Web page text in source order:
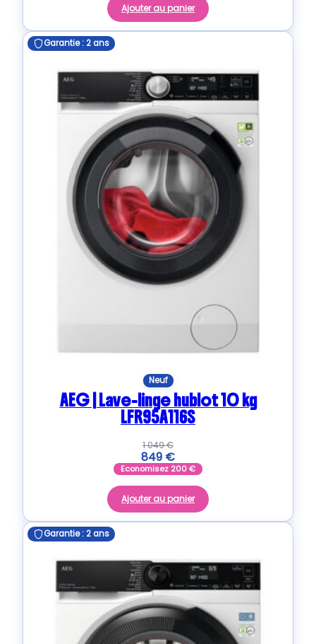
Ajouter au panier
Garantie : 2 ans
Neuf
AEG | Lave-linge hublot 10 kg
LFR95A116S
1 049€
849 €
Economisez 200€
Ajouter au panier
Garantie : 2 ans